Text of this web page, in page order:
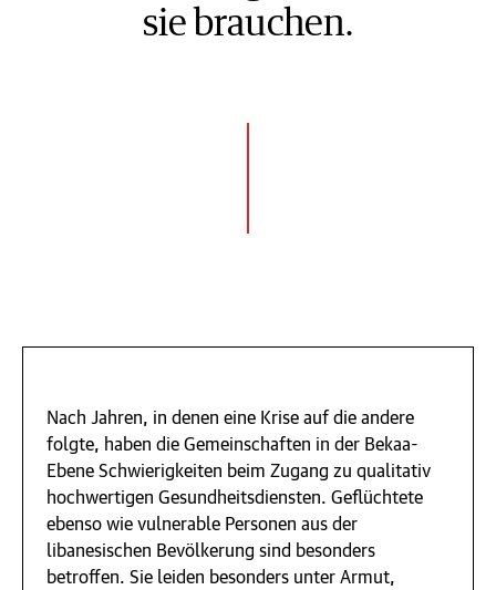
sie brauchen.
Nach Jahren, in denen eine Krise auf die andere
folgte, haben die Gemeinschaften in der Bekaa-
Ebene Schwierigkeiten beim Zugang zu qualitativ
hochwertigen Gesundheitsdiensten. Geflüchtete
ebenso wie vulnerable Personen aus der
libanesischen Bevölkerung sind besonders
betroffen. Sie leiden besonders unter Armut,